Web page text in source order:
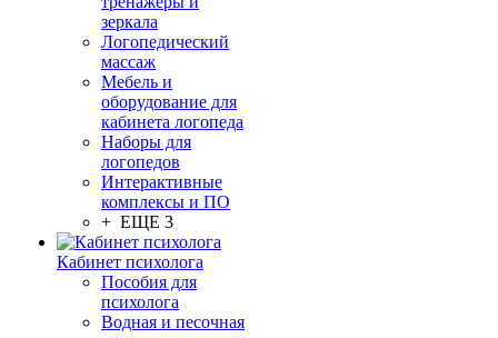
зеркала
Логопедический
массаж
Мебель и
оборудование для
кабинета логопеда
Наборы для
логопедов
Интерактивные
комплексы и ПО
+ ЕЩЕ 3
Кабинет психолога
Пособия для
психолога
Водная и песочная